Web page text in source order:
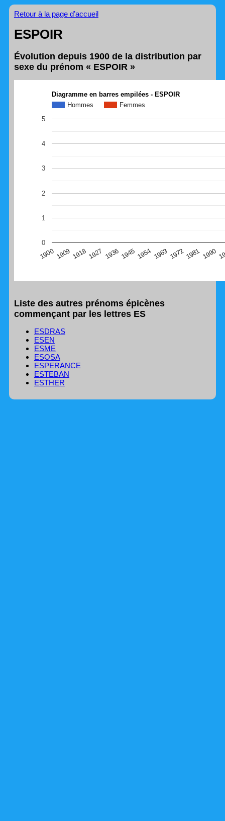
Retour à la page d’accueil
ESPOIR
Évolution depuis 1900 de la distribution par
sexe du prénom « ESPOIR »
Diagramme en barres empilées - ESPOIR
Hommes
Femmes
1900 1909 1918 1927 1936 1945 1954 1963 19721981 1990
0
1
2
3
4
5
navigateur Safari en ce moment)
Liste des autres prénoms épicènes
commençant par les lettres ES
ESDRAS
ESEN
ESME
ESOSA
ESPERANCE
ESTEBAN
ESTHER